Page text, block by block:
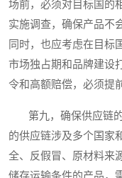
场前，必须对目标国的
实施调查，确保产品不
同时，也应考虑在目标
市场独占期和品牌建设
令和高额赔偿，必须提
第九，确保供应链的
的供应链涉及多个国家
全、反假冒、原材料来
储存运输条件的产品，